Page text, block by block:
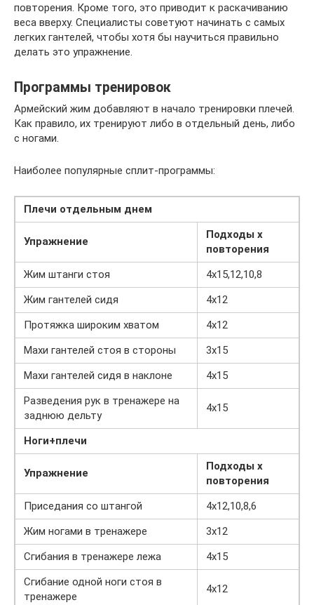
повторения. Кроме того, это приводит к раскачиванию
веса вверху. Специалисты советуют начинать с самых
легких гантелей, чтобы хотя бы научиться правильно
делать это упражнение.
Программы тренировок
Армейский жим добавляют в начало тренировки плечей.
Как правило, их тренируют либо в отдельный день, либо
с ногами.
Наиболее популярные сплит-программы:
Плечи отдельным днем
Упражнение
Подходы х
повторения
Жим штанги стоя
4х15,12,10,8
Жим гантелей сидя
4х12
Протяжка широким хватом
4х12
Махи гантелей стоя в стороны
3х15
Махи гантелей сидя в наклоне
4х15
Разведения рук в тренажере на
заднюю дельту
4х15
Ноги+плечи
Упражнение
Подходы х
повторения
Приседания со штангой
4х12,10,8,6
Жим ногами в тренажере
3х12
Сгибания в тренажере лежа
4х15
Сгибание одной ноги стоя в
тренажере
4х12